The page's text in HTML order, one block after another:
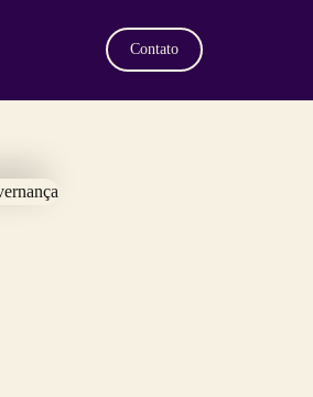
Contato